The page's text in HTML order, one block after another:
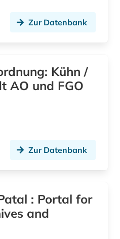
bayerische motoren-werke (1)
Zur Datenbank
Kühn /
von Wedelstädt AO und FGO
Zur Datenbank
: Portal for
and